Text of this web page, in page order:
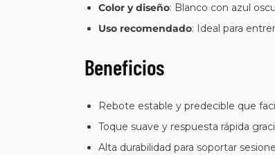
Color y diseño: Blanco con azul
Uso recomendado: Ideal para
Beneficios
Rebote estable y predecible que
Toque suave y respuesta rápida
Alta durabilidad para soportar